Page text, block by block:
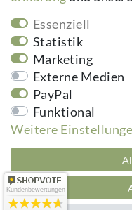
Hiermit bestätige ich, dass
Meine Einwilligung kann ich
Essenziell
Statistik
Marketing
Externe Medien
PayPal
Funktional
Weitere
kuheiga.com - Ihr Online Shop
Preise inkl. ges. MwSt. zzgl.
plentymarkets Template von
Kundenbewertungen